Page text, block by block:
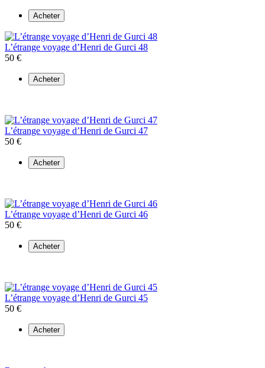
Acheter
L’étrange voyage d’Henri de Gurci 48
50 €
Acheter
L’étrange voyage d’Henri de Gurci 47
50 €
Acheter
L’étrange voyage d’Henri de Gurci 46
50 €
Acheter
L’étrange voyage d’Henri de Gurci 45
50 €
Acheter